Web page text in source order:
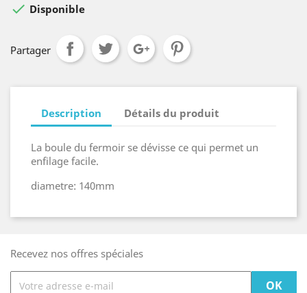
 Disponible
Partager
Description Détails du produit
La boule du fermoir se dévisse ce qui permet un
enfilage facile.
diametre: 140mm
Recevez nos offres spéciales